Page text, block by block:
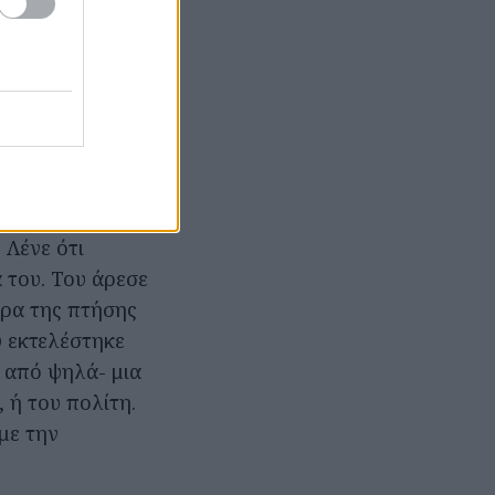
και τις
οικόπεδο
της
ότι
Του άρεσε
της πτήσης
από ψηλά- μια
ή του πολίτη.
την